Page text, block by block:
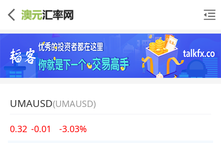
UMAUSD(UMAUSD)
0.32 -0.01 -3.03%